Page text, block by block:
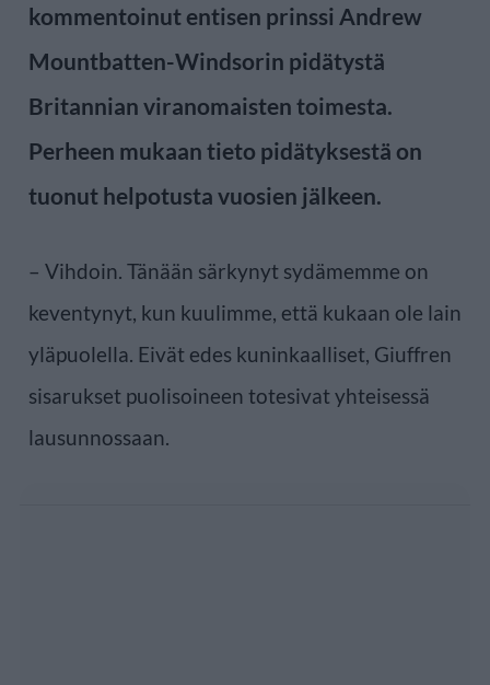
kommentoinut entisen prinssi Andrew
Mountbatten-Windsorin pidätystä
Britannian viranomaisten toimesta.
Perheen mukaan tieto pidätyksestä on
tuonut helpotusta vuosien jälkeen.
– Vihdoin. Tänään särkynyt sydämemme on
keventynyt, kun kuulimme, että kukaan ole lain
yläpuolella. Eivät edes kuninkaalliset, Giuffren
sisarukset puolisoineen totesivat yhteisessä
lausunnossaan.